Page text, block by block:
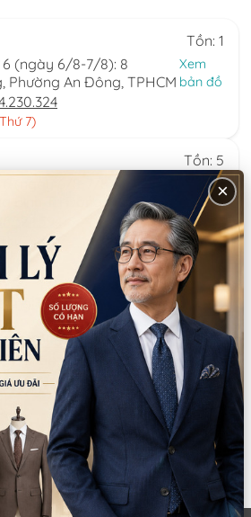
Tồn: 1
(ngày 6/8-7/8): 8
Phường An Đông, TPHCM
Xem
bản đồ
7)
Tồn: 5
6 (ngày 6/8-7/8): 759/3A
Bình Trị Đông, TPHCM
Xem
bản đồ
Tồn: 0
Thạnh Mỹ Tây,
bản đồ
nhật)
bóng
×